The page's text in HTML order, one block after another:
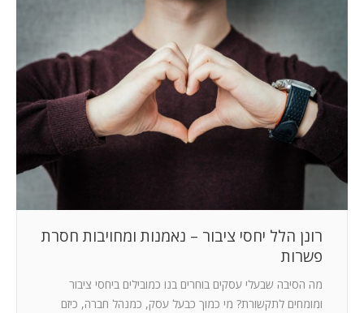
רונן הלל יחסי ציבור – נאמנות ומחויבות חסרת
פשרות
מה הסיבה שבעלי עסקים בוחרים בנו כמובילים ביחסי ציבור
ומומחים לתקשורת? מי כמוך כבעל עסק, כמנהל חברה, כיזם